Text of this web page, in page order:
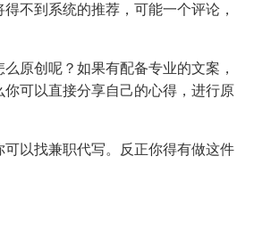
不到系统的推荐，可能一个评论，
创呢？如果有配备专业的文案，
可以直接分享自己的心得，进行原
以找兼职代写。反正你得有做这件